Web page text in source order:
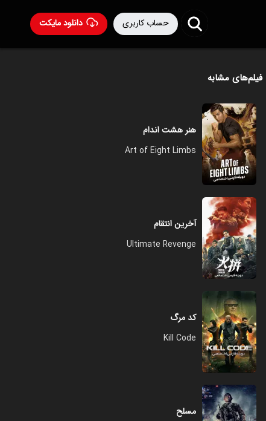
دانلود مایکت حساب کاربری
فیلم‌های مشابه
هنر هشت اندام
Art of Eight Limbs
آخرین انتقام
Ultimate Revenge
کد مرگ
Kill Code
مسلح